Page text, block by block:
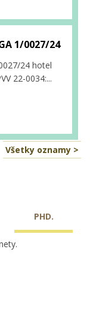
1/0027/24
24 hotel
22-0034:...
Všetky oznamy >
PHD.